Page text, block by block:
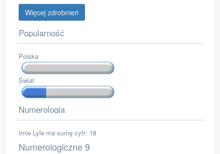
Więcej zdrobnień
Popularność
Polska
Świat
Numerologia
Imie Lyle ma sumę cyfr: 18
Numerologiczne 9